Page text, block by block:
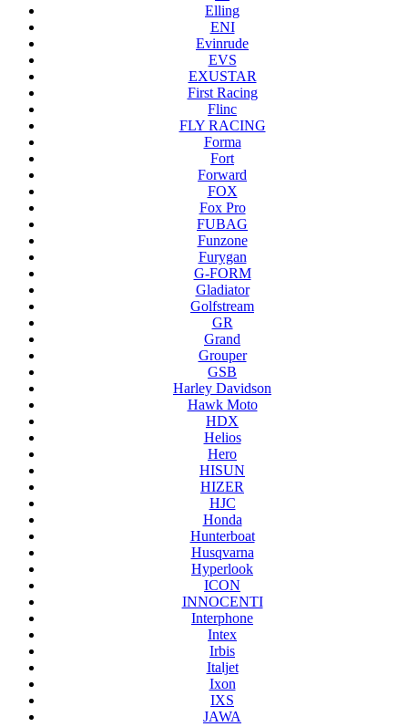
Elling
ENI
Evinrude
EVS
EXUSTAR
First Racing
Flinc
FLY RACING
Forma
Fort
Forward
FOX
Fox Pro
FUBAG
Funzone
Furygan
G-FORM
Gladiator
Golfstream
GR
Grand
Grouper
GSB
Harley Davidson
Hawk Moto
HDX
Helios
Hero
HISUN
HIZER
HJC
Honda
Hunterboat
Husqvarna
Hyperlook
ICON
INNOCENTI
Interphone
Intex
Irbis
Italjet
Ixon
IXS
JAWA